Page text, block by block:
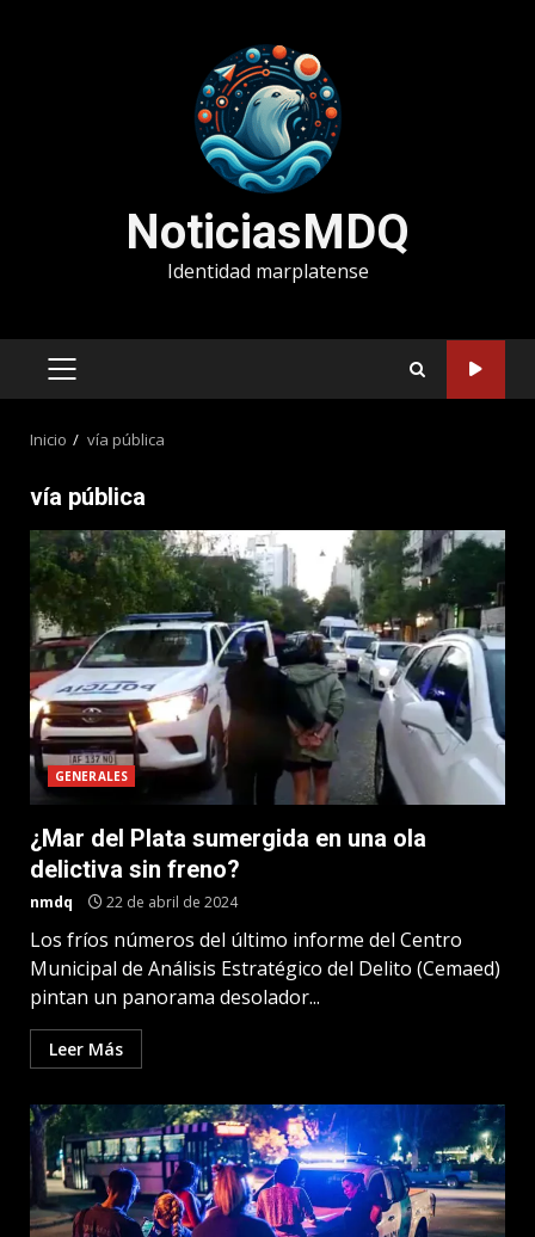
NoticiasMDQ
Identidad marplatense
MENÚ
Inicio vía pública
vía pública
GENERALES
¿Mar del Plata sumergida en una ola
delictiva sin freno?
nmdq 22 de abril de 2024
Los fríos números del último informe del Centro
Municipal de Análisis Estratégico del Delito (Cemaed)
pintan un panorama desolador...
Leer Más